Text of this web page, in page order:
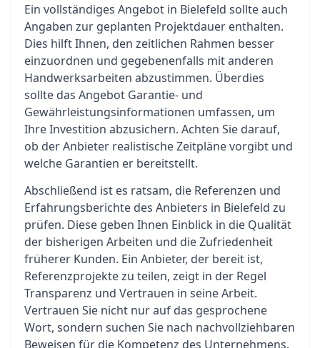
Ein vollständiges Angebot in Bielefeld sollte auch
Angaben zur geplanten Projektdauer enthalten.
Dies hilft Ihnen, den zeitlichen Rahmen besser
einzuordnen und gegebenenfalls mit anderen
Handwerksarbeiten abzustimmen. Überdies
sollte das Angebot Garantie- und
Gewährleistungsinformationen umfassen, um
Ihre Investition abzusichern. Achten Sie darauf,
ob der Anbieter realistische Zeitpläne vorgibt und
welche Garantien er bereitstellt.
Abschließend ist es ratsam, die Referenzen und
Erfahrungsberichte des Anbieters in Bielefeld zu
prüfen. Diese geben Ihnen Einblick in die Qualität
der bisherigen Arbeiten und die Zufriedenheit
früherer Kunden. Ein Anbieter, der bereit ist,
Referenzprojekte zu teilen, zeigt in der Regel
Transparenz und Vertrauen in seine Arbeit.
Vertrauen Sie nicht nur auf das gesprochene
Wort, sondern suchen Sie nach nachvollziehbaren
Beweisen für die Kompetenz des Unternehmens.